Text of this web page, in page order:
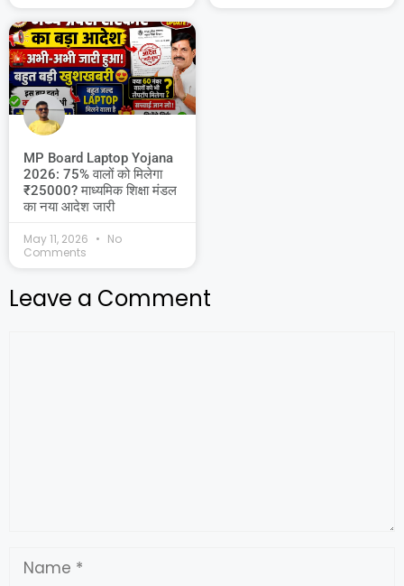
MP Board Laptop Yojana
2026: 75% वालों को मिलेगा
₹25000? माध्यमिक शिक्षा मंडल
का नया आदेश जारी
May 11, 2026
No
Comments
Leave a Comment